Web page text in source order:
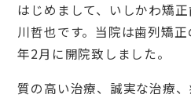
はじめまして、いしかわ矯
川哲也です。当院は歯列矯
年2月に開院致しました。
質の高い治療、誠実な治療